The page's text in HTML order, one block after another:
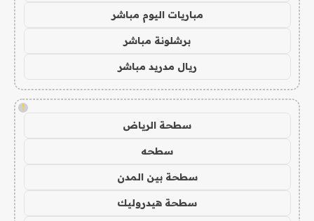
مباريات اليوم مباشر
برشلونة مباشر
ريال مدريد مباشر
!
سطحة الرياض
سطحه
سطحة بين المدن
سطحة هيدروليك